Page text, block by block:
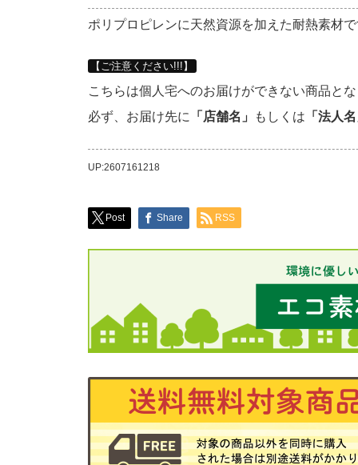
ポリプロピレンに天然資源を加えた耐熱素材
【ご注意ください!!!】
こちらは個人宅へのお届けができない商品と
必ず、お届け先に 「店舗名」 もしくは 「法人
UP:2607161218
Post Share RSS